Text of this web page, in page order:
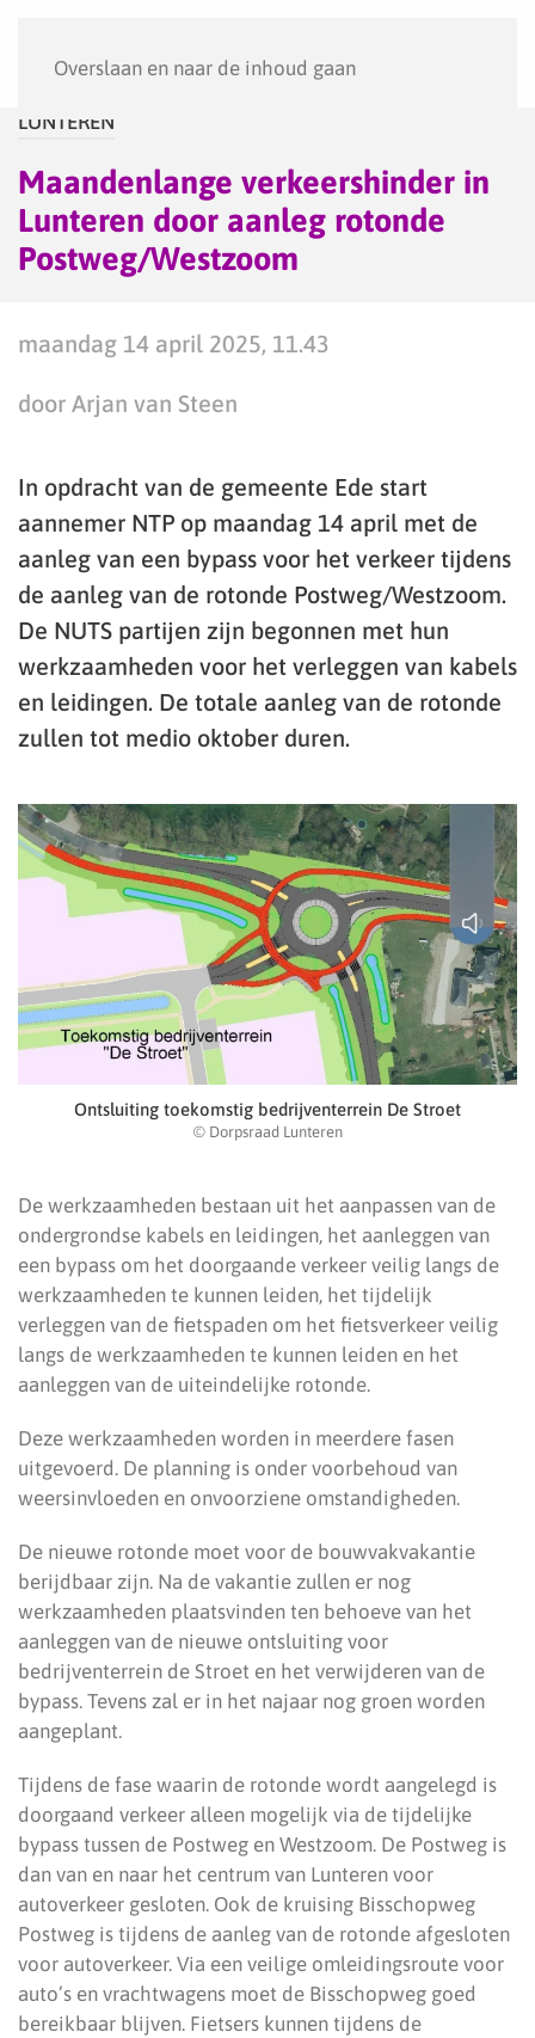
Overslaan en naar de inhoud gaan
LUNTEREN
Maandenlange verkeershinder in
Lunteren door aanleg rotonde
Postweg/Westzoom
maandag 14 april 2025, 11.43
door Arjan van Steen
In opdracht van de gemeente Ede start
aannemer NTP op maandag 14 april met de
aanleg van een bypass voor het verkeer tijdens
de aanleg van de rotonde Postweg/Westzoom.
De NUTS partijen zijn begonnen met hun
werkzaamheden voor het verleggen van kabels
en leidingen. De totale aanleg van de rotonde
zullen tot medio oktober duren.
Ontsluiting toekomstig bedrijventerrein De Stroet
© Dorpsraad Lunteren
De werkzaamheden bestaan uit het aanpassen van de
ondergrondse kabels en leidingen, het aanleggen van
een bypass om het doorgaande verkeer veilig langs de
werkzaamheden te kunnen leiden, het tijdelijk
verleggen van de fietspaden om het fietsverkeer veilig
langs de werkzaamheden te kunnen leiden en het
aanleggen van de uiteindelijke rotonde.
Deze werkzaamheden worden in meerdere fasen
uitgevoerd. De planning is onder voorbehoud van
weersinvloeden en onvoorziene omstandigheden.
De nieuwe rotonde moet voor de bouwvakvakantie
berijdbaar zijn. Na de vakantie zullen er nog
werkzaamheden plaatsvinden ten behoeve van het
aanleggen van de nieuwe ontsluiting voor
bedrijventerrein de Stroet en het verwijderen van de
bypass. Tevens zal er in het najaar nog groen worden
aangeplant.
Tijdens de fase waarin de rotonde wordt aangelegd is
doorgaand verkeer alleen mogelijk via de tijdelijke
bypass tussen de Postweg en Westzoom. De Postweg is
dan van en naar het centrum van Lunteren voor
autoverkeer gesloten. Ook de kruising Bisschopweg
Postweg is tijdens de aanleg van de rotonde afgesloten
voor autoverkeer. Via een veilige omleidingsroute voor
auto’s en vrachtwagens moet de Bisschopweg goed
bereikbaar blijven. Fietsers kunnen tijdens de